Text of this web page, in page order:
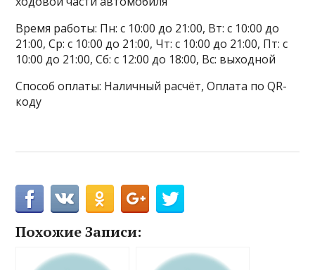
Время работы: Пн: с 10:00 до 21:00, Вт: с 10:00 до
21:00, Ср: с 10:00 до 21:00, Чт: с 10:00 до 21:00, Пт: с
10:00 до 21:00, Сб: с 12:00 до 18:00, Вс: выходной
Способ оплаты: Наличный расчёт, Оплата по QR-
коду
Похожие Записи: